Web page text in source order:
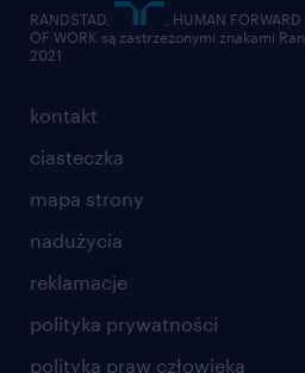
kontakt
ciasteczka
mapa strony
nadużycia
reklamacje
polityka prywatności
polityka praw człowieka
RANDSTAD,
, HUMAN
OF WORK są zastrzeżonymi znakami
2021